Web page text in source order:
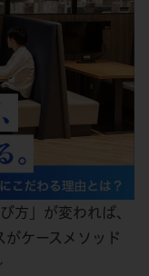
方」が変われば、
がケースメソッド